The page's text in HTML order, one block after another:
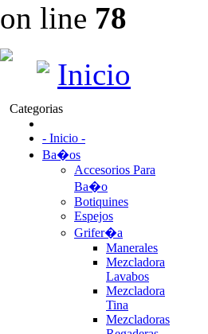
on line 78
Inicio
Categorias
- Inicio -
Ba�os
Accesorios Para
Ba�o
Botiquines
Espejos
Grifer�a
Manerales
Mezcladora
Lavabos
Mezcladora
Tina
Mezcladoras